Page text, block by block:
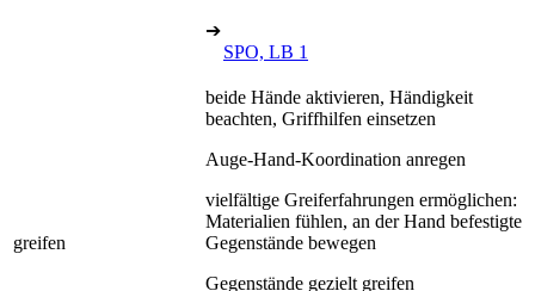
➔
SPO, LB 1
greifen
beide Hände aktivieren, Händigkeit
beachten, Griffhilfen einsetzen
Auge-Hand-Koordination anregen
vielfältige Greiferfahrungen ermöglichen:
Materialien fühlen, an der Hand befestigte
Gegenstände bewegen
Gegenstände gezielt greifen